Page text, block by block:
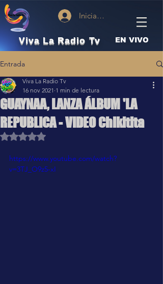
Iniciar sesión
Viva La Radio Tv EN VIVO
Entrada
GUAYNAA, LANZA ÁLBUM 'LA
REPUBLICA - VIDEO Chikitita
Viva La Radio Tv
16 nov 2021 1 min de lectura
Obtuvo NaN de 5 estrellas.
https://www.youtube.com/watch?
v=3TJ_O9z5-xI